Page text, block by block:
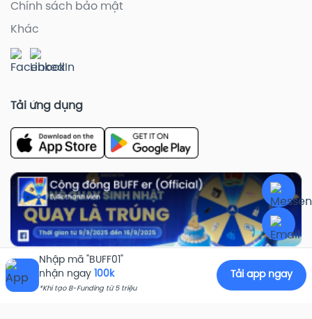
Chính sách bảo mật
Khác
Tải ứng dụng
Nhập mã "BUFF01"
nhận ngay 100k
*Khi tạo B-Funding từ 5 triệu
Tải app ngay